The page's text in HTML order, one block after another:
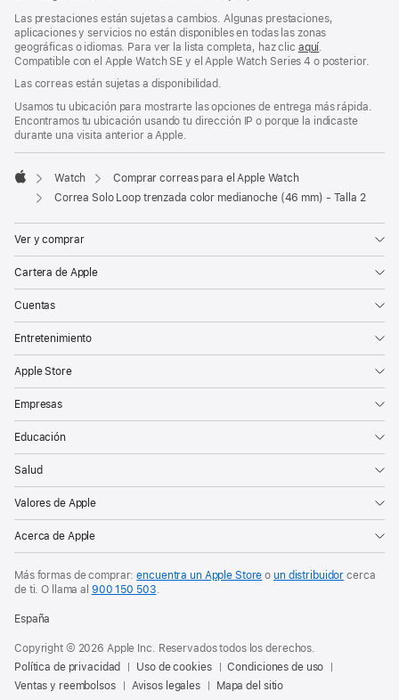
Las prestaciones están sujetas a cambios. Algunas prestaciones,
aplicaciones y servicios no están disponibles en todas las zonas
geográficas o idiomas. Para ver la lista completa, haz clic aquí
Compatible con el Apple Watch SE y el Apple Watch Series 4 o posterior.
Las correas están sujetas a disponibilidad.
Usamos tu ubicación para mostrarte las opciones de entrega más rápida.
Encontramos tu ubicación usando tu dirección IP o porque la indicaste
durante una visita anterior a Apple.
Apple
Watch
Comprar correas para el Apple Watch
Correa Solo Loop trenzada color medianoche (46 mm) - Talla 2
Ver y comprar
Cartera de Apple
Cuentas
Entretenimiento
Apple Store
Empresas
Educación
Salud
Valores de Apple
Acerca de Apple
Más formas de comprar:encuentra un Apple Store oun distribuidor cerca
de ti. O
llama al 900 150 503.
España
Copyright © 2026 Apple Inc. Reservados todos los derechos.
Política de privacidad
Uso de cookies
Condiciones de uso
Ventas y reembolsos
Avisos legales Mapa del sitio